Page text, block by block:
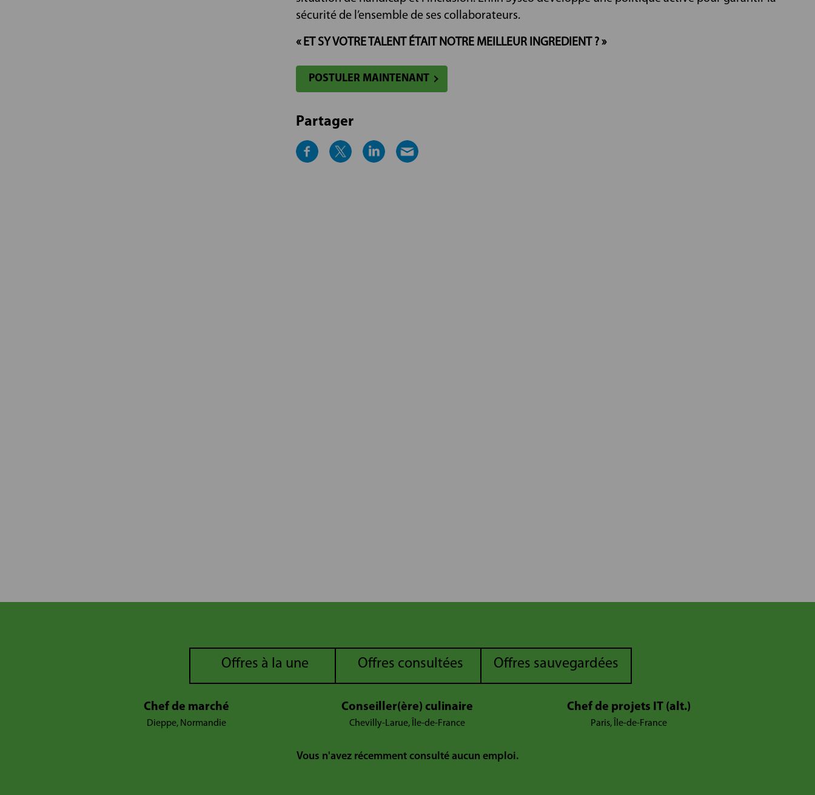
sécurité de l’ensemble de ses collaborateurs.
« ET SY VOTRE TALENT ÉTAIT NOTRE MEILLEUR INGREDIENT ? »
POSTULER MAINTENANT
Partager
Offres à la une Offres consultées Offres sauvegardées
Chef de marché
Dieppe, Normandie
Conseiller(ère) culinaire
Chevilly-Larue, Île-de-France
Chef de projets IT (alt.)
Paris, Île-de-France
Vous n'avez récemment consulté aucun emploi.